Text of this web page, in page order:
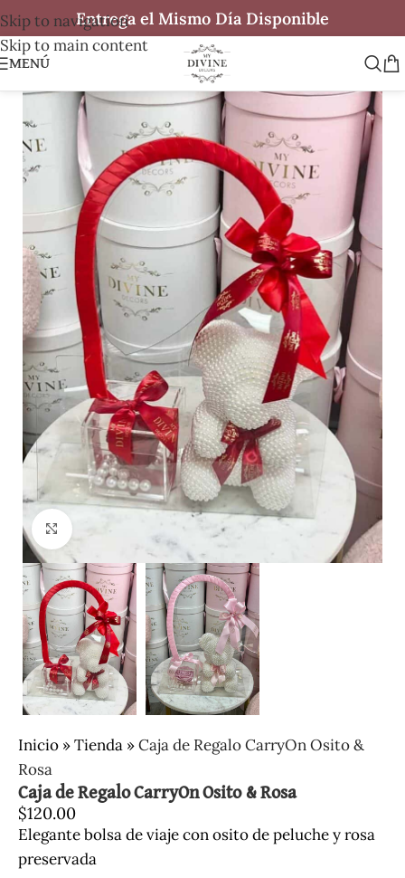
Skip to navigation
Skip to main content
Entrega el Mismo Día Disponible
MENÚ
Clic para ampliar
Inicio »Tienda »Caja de Regalo CarryOn Osito &
Rosa
Caja de Regalo CarryOn Osito & Rosa
$120.00
Elegante bolsa de viaje con osito de peluche y rosa
preservada